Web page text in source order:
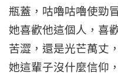
瓶蓋，咕嚕咕嚕使勁
她喜歡他這個人，喜
苦澀，還是光芒萬丈
她這輩子沒什麼信仰